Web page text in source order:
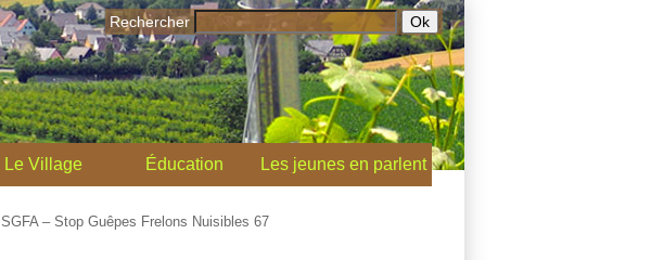
Rechercher
Le Village Éducation Les jeunes en parlent
SGFA – Stop Guêpes Frelons Nuisibles 67